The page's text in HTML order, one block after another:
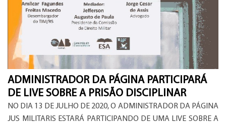
ADMINISTRADOR DA PÁGINA PARTICIPARÁ
DE LIVE SOBRE A PRISÃO DISCIPLINAR
NO DIA 13 DE JULHO DE 2020, O ADMINISTRADOR DA PÁGINA
JUS MILITARIS ESTARÁ PARTICIPANDO DE UMA LIVE SOBRE A